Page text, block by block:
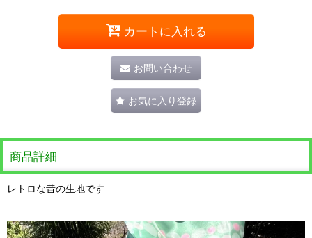
カートに入れる
お問い合わせ
お気に入り登録
商品詳細
レトロな昔の生地です